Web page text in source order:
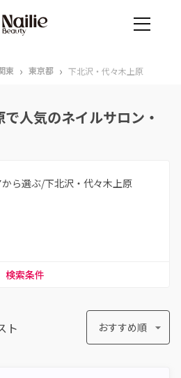
東 › 東京都 › 下北沢・代々木上原
人気のネイルサロン・
ら選ぶ/下北沢・代々木上原
検索条件
ト おすすめ順